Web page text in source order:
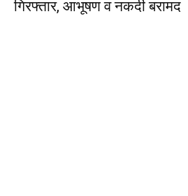
गिरफ्तार, आभूषण व नकदी बरामद